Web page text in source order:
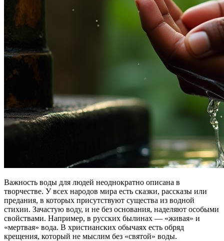
Важность воды для людей неоднократно описана в
творчестве. У всех народов мира есть сказки, рассказы или
предания, в которых присутствуют существа из водной
стихии. Зачастую воду, и не без основания, наделяют особыми
свойствами. Например, в русских былинах — «живая» и
«мертвая» вода. В христианских обычаях есть обряд
крещения, который не мыслим без «святой» воды.